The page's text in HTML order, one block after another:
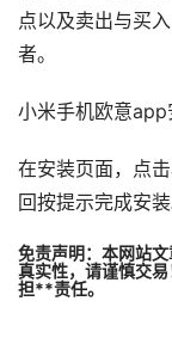
点以及卖出与买
者。
小米手机欧意
在安装页面，点
回按提示完成安装
免责声明：本网站
真实性，请谨慎交
担**责任。